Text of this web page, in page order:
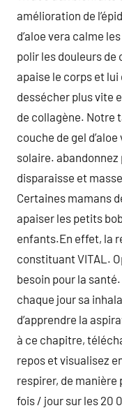
amélioration de
d’aloe vera calme
polir les douleurs de
apaise le corps et lui
dessécher plus vite
de collagène. Notre
couche de gel
solaire.
disparaisse et
Certaines mamans
apaiser les petits
enfants.En effet, la
constituant VITAL.
besoin pour la
chaque jour sa
d’apprendre la
à ce chapitre,
repos et visualisez
respirer, de manière
fois / jour sur les 20